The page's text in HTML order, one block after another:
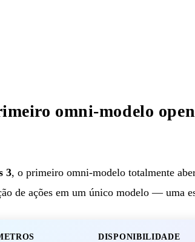
omni-modelo
3, o primeiro omni-modelo totalmente
de ações em um único modelo — uma
DISPONIBILIDADE